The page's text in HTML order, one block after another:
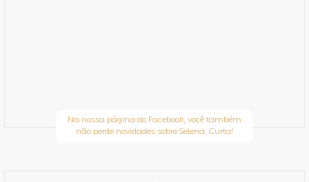
Na nossa página do Facebook, você também
não perde novidades sobre Selena. Curta!